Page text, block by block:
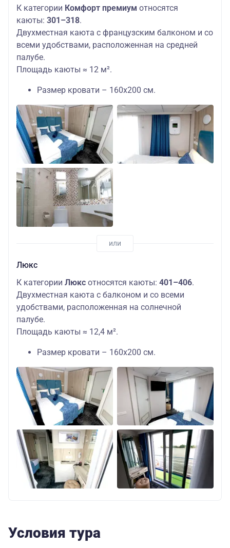
К категории Комфорт премиум относятся
каюты: 301–318.
Двухместная каюта с французским балконом и со
всеми удобствами, расположенная на средней
палубе.
Площадь каюты ≈ 12 м².
Размер кровати – 160х200 см.
Люкс
К категории Люкс относятся каюты: 401–406.
Двухместная каюта с балконом и со всеми
удобствами, расположенная на солнечной
палубе.
Площадь каюты ≈ 12,4 м².
Размер кровати – 160х200 см.
Условия тура